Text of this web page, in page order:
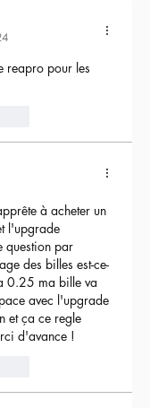
reapro pour les
à acheter un
l'upgrade
question par
des billes est-ce-
0.25 ma bille va
avec l'upgrade
et ça ce regle
d'avance !